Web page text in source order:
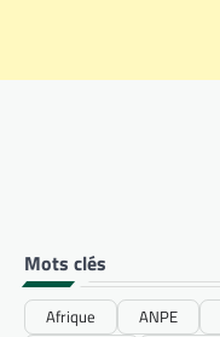
Mots clés
Afrique ANPE